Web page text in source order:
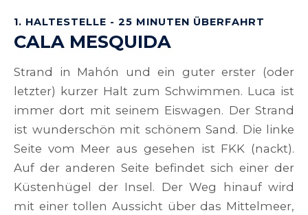
1. HALTESTELLE - 25 MINUTEN ÜBERFAHRT
CALA MESQUIDA
Strand in Mahón und ein guter erster (oder
letzter) kurzer Halt zum Schwimmen. Luca ist
immer dort mit seinem Eiswagen. Der Strand
ist wunderschön mit schönem Sand. Die linke
Seite vom Meer aus gesehen ist FKK (nackt).
Auf der anderen Seite befindet sich einer der
Küstenhügel der Insel. Der Weg hinauf wird
mit einer tollen Aussicht über das Mittelmeer,